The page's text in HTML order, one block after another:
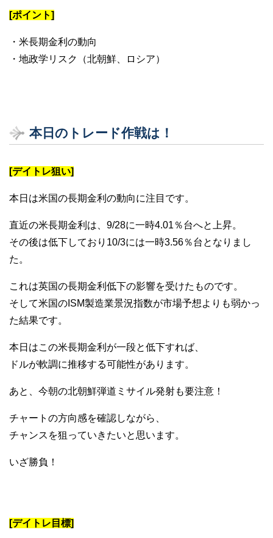
[ポイント]
・米長期金利の動向
・地政学リスク（北朝鮮、ロシア）
本日のトレード作戦は！
[デイトレ狙い]
本日は米国の長期金利の動向に注目です。
直近の米長期金利は、9/28に一時4.01％台へと上昇。
その後は低下しており10/3には一時3.56％台となりまし
た。
これは英国の長期金利低下の影響を受けたものです。
そして米国のISM製造業景況指数が市場予想よりも弱かっ
た結果です。
本日はこの米長期金利が一段と低下すれば、
ドルが軟調に推移する可能性があります。
あと、今朝の北朝鮮弾道ミサイル発射も要注意！
チャートの方向感を確認しながら、
チャンスを狙っていきたいと思います。
いざ勝負！
[デイトレ目標]